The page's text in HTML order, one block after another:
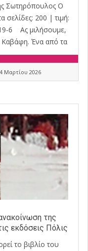
Σωτηρόπουλος Ο
σελίδες: 200 | τιμή:
6 Ας μιλήσουμε,
Καβάφη. Ένα από τα
Μαρτίου 2026
της
εκδόσεις Πόλις
το βιβλίο του